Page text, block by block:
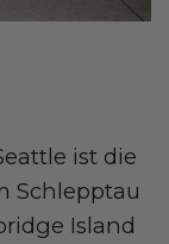
ist die
Schlepptau
Island